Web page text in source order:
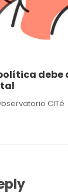
debe
CITé